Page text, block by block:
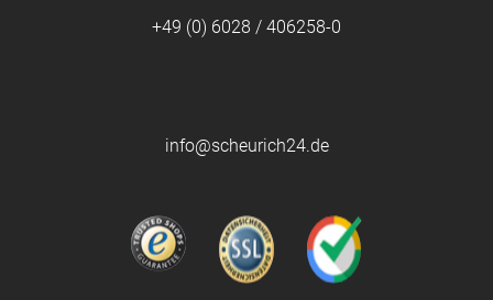
+49 (0) 6028 / 406258-0
info@scheurich24.de